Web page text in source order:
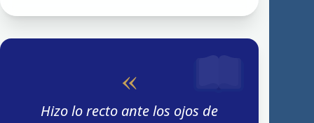
«
Hizo lo recto ante los ojos de